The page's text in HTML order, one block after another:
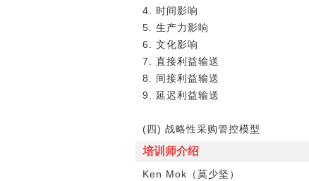
4. 时间影响
5. 生产力影响
6. 文化影响
7. 直接利益输送
8. 间接利益输送
9. 延迟利益输送
(四) 战略性采购管控模型
培训师介绍
Ken Mok（莫少坚）